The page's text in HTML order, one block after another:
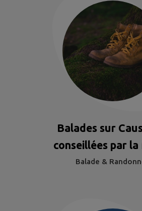
Balades sur
conseillées par
Balade &